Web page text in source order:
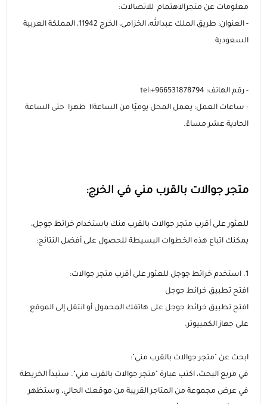
ملحقات سيارة متعددة
بكجات حماية سامسونج
حماية الكاميرا والعدسات
أدوات مكتبية ذكية
مستلزمات الطلاب
معلومات عن متجرالاهتمام للاتصالات:
- العنوان: طريق الملك عبدالله، الخزامى، الخرج 11942، المملكة العربية
السعودية
- رقم الهاتف: tel:+966531878794
- ساعات العمل: يعمل المحل يوميًا من الساعة١١ ظهرا حتى الساعة
الحادية عشر مساءً.
متجر جوالات بالقرب مني في الخرج:
للعثور على أقرب متجر جوالات بالقرب منك باستخدام خرائط جوجل،
يمكنك اتباع هذه الخطوات البسيطة للحصول على أفضل النتائج:
افتح تطبيق خرائط جوجل
افتح تطبيق خرائط جوجل على هاتفك المحمول أو انتقل إلى الموقع
على جهاز الكمبيوتر.
ابحث عن "متجر جوالات بالقرب مني":
في مربع البحث، اكتب عبارة "متجر جوالات بالقرب مني". ستبدأ الخريطة
في عرض مجموعة من المتاجر القريبة من موقعك الحالي، وستظهر